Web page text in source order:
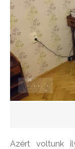
Azért voltunk